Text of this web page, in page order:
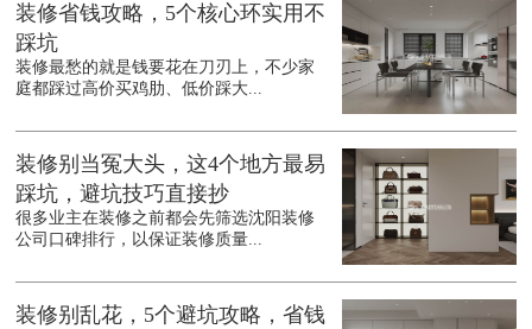
装修省钱攻略，5个核心环实用不
踩坑
装修最愁的就是钱要花在刀刃上，不少家
庭都踩过高价买鸡肋、低价踩大...
装修别当冤大头，这4个地方最易
踩坑，避坑技巧直接抄
很多业主在装修之前都会先筛选沈阳装修
公司口碑排行，以保证装修质量...
装修别乱花，5个避坑攻略，省钱